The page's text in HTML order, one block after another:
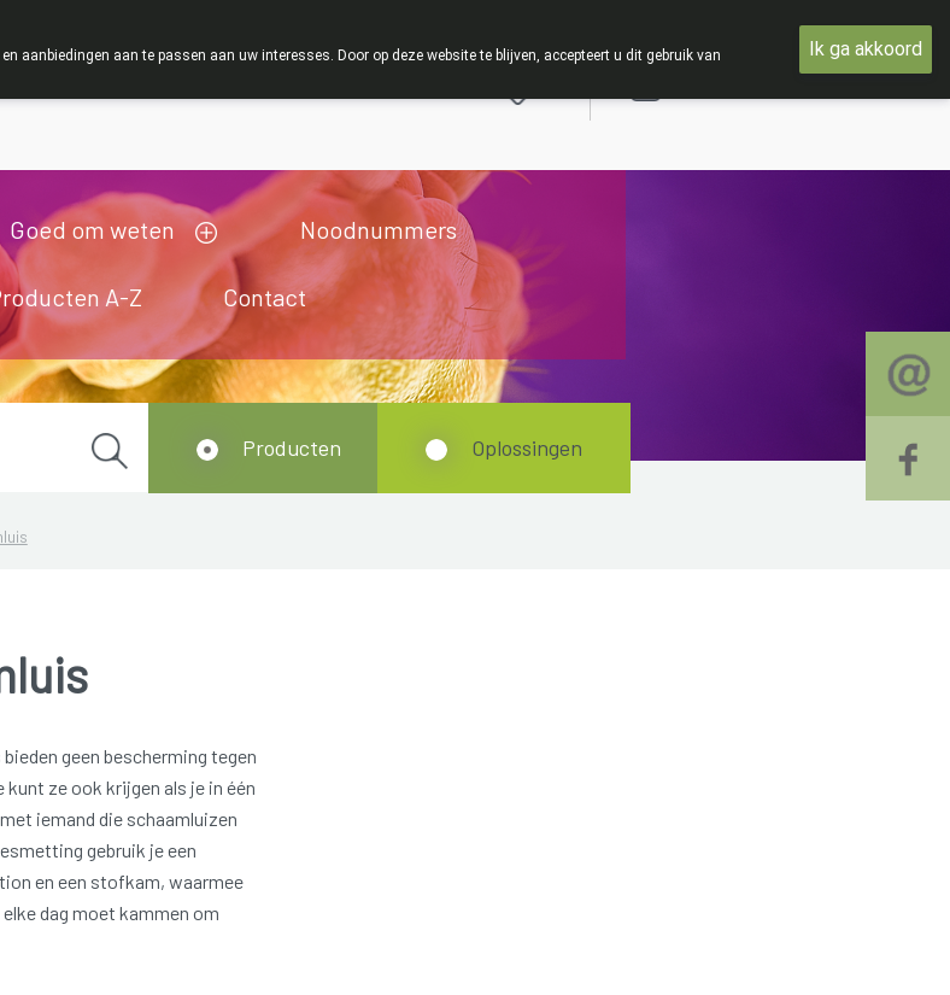
Goed om weten Noodnummers
A-Z Contact
Producten Oplossingen
geen bescherming tegen
ze ook krijgen als je in één
iemand die schaamluizen
gebruik je een
en een stofkam, waarmee
elke dag moet kammen om
aanbiedingen aan te passen aan uw interesses. Door op deze website te blijven, accepteert u dit gebruik van
Ik ga akkoord